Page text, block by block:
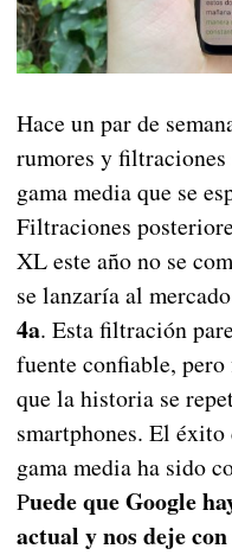
Hace un par de
rumores y filtraciones
gama media que se
Filtraciones
XL este año no se
se lanzaría al
4a. Esta filtración
fuente confiable,
que la historia se
smartphones. El
gama media ha sido
Puede que Google
actual y nos deje